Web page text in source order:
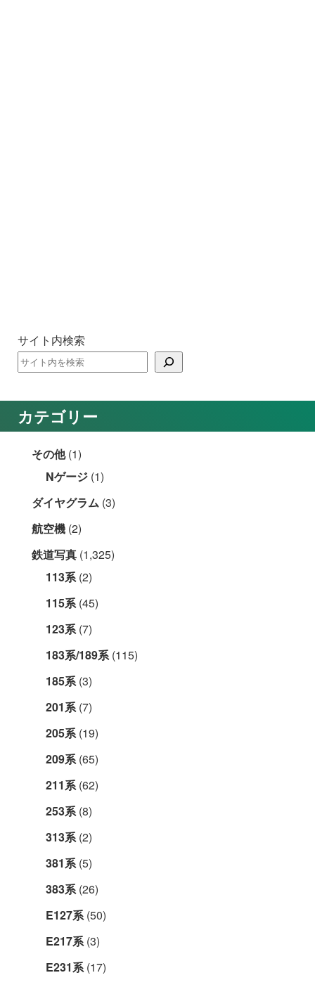
サイト内検索
カテゴリー
その他(1)
Nゲージ (1)
ダイヤグラム (3)
航空機 (2)
鉄道写真 (1,325)
113系(2)
115系(45)
123系(7)
183系/189系(115)
185系(3)
201系(7)
205系(19)
209系(65)
211系(62)
253系(8)
313系(2)
381系(5)
383系(26)
E127系(50)
E217系(3)
E231系(17)